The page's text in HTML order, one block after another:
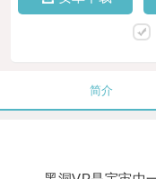
简介